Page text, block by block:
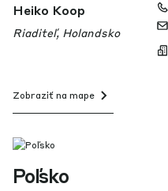
Heiko Koop
Riaditeľ, Holandsko
Zobraziť na mape
Poľsko